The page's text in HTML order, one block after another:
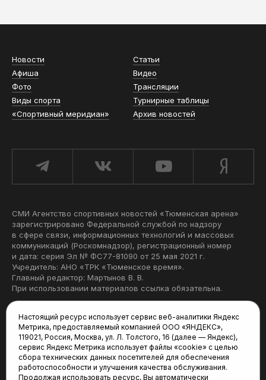
Новости
Статьи
Афиша
Видео
Фото
Трансляции
Виды спорта
Турнирные таблицы
«Спортивный меридиан»
Архив новостей
СМИ Агентство спортивных новостей «Тюменская арена»
зарегистрировано Федеральной службой по надзору
в сфере связи, информационных технологий и массовых
коммуникаций (Роскомнадзор), регистрационный номер
и дата: серия Эл № ФС77-81090 от 25 мая 2021 г.
Учредитель: АНО «ТРК «Тюменское время».
Главный редактор: Мартынов В. В.
При использовании материалов ссылка обязательна.
Редакция:
625035, Тюмень, пр. Геологоразведчиков, 28А
(3452) 68-22-28
tum-arena@mail.ru
Настоящий ресурс использует сервис веб-аналитики Яндекс
Метрика, предоставляемый компанией ООО «ЯНДЕКС»,
119021, Россия, Москва, ул. Л. Толстого, 16 (далее — Яндекс),
сервис Яндекс Метрика использует файлы «cookie» с целью
сбора технических данных посетителей для обеспечения
работоспособности и улучшения качества обслуживания.
Продолжая использовать ресурс, Вы автоматически